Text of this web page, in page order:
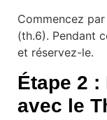
Commencez par
(th.6). Pendant
et réservez-le.
Étape 2 :
avec le